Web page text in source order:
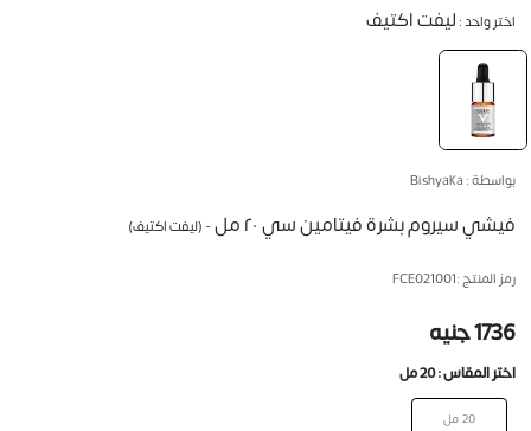
اختر واحد :ليفت اكتيف
بواسطة : Bishyaka
فيشي سيروم بشرة فيتامين سي ٢٠ مل - (ليفت اكتيف)
رمز المنتج :FCE021001
1736 جنيه
اختر المقاس :20 مل
20 مل